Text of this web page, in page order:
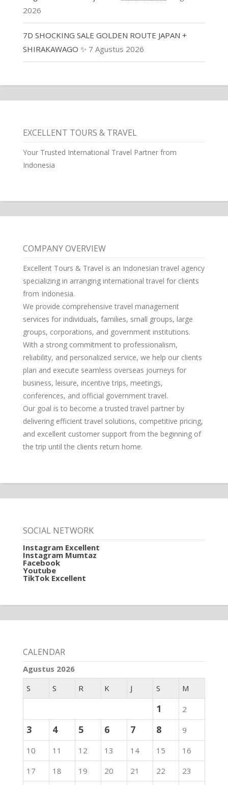
2026
7D SHOCKING SALE GOLDEN ROUTE JAPAN +
SHIRAKAWAGO ✨ 7 Agustus 2026
EXCELLENT TOURS & TRAVEL
Your Trusted International Travel Partner from
Indonesia
COMPANY OVERVIEW
Excellent Tours & Travel is an Indonesian travel agency
specializing in arranging international travel for clients
from Indonesia.
We provide comprehensive travel management
services for individuals, families, small groups, large
groups, corporations, and government institutions.
With a strong commitment to professionalism,
reliability, and personalized service, we help our clients
plan and execute seamless overseas journeys for
business, leisure, incentive trips, meetings,
conferences, and official government travel.
Our goal is to become a trusted travel partner by
delivering efficient travel solutions, competitive pricing,
and excellent customer support from the beginning of
the trip until the clients return home.
SOCIAL NETWORK
Instagram Excellent
Instagram Mumtaz
Facebook
Youtube
TikTok Excellent
CALENDAR
Agustus 2026
S
S R K J S M
1 2
3 4 5 6 7 8
9
10
11 12 13 14 15
16
17
18 19 20 21 22
23